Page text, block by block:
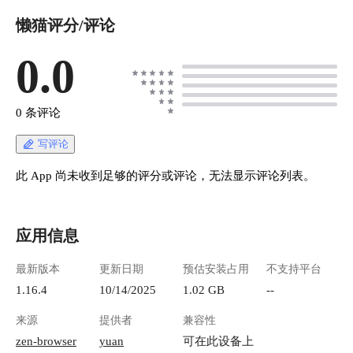
懒猫评分/评论
0.0
0 条评论
写评论
此 App 尚未收到足够的评分或评论，无法显示评论列表。
应用信息
最新版本
1.16.4
更新日期
10/14/2025
预估安装占用
1.02 GB
不支持平台
--
来源
zen-browser
提供者
yuan
兼容性
可在此设备上